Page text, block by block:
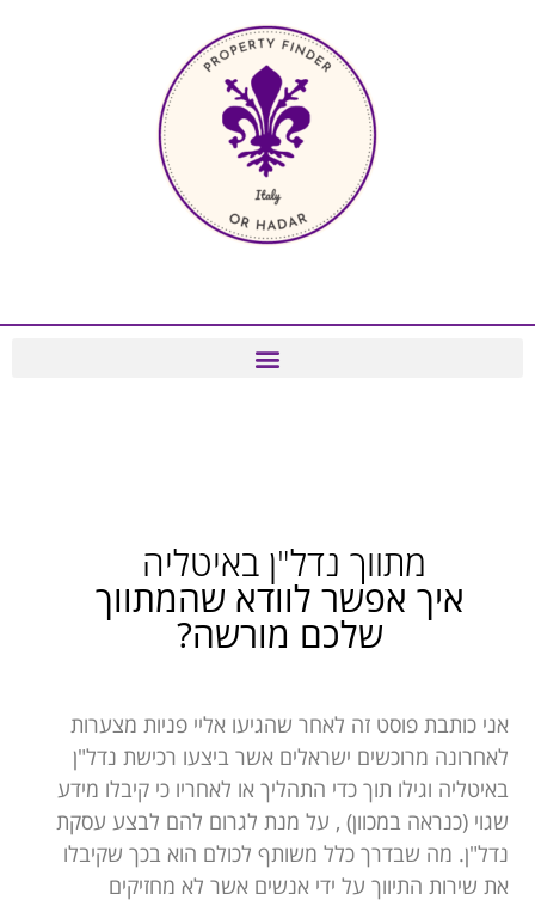
מתווך נדל"ן באיטליה
איך אפשר לוודא שהמתווך
שלכם מורשה?
אני כותבת פוסט זה לאחר שהגיעו אליי פניות מצערות
לאחרונה מרוכשים ישראלים אשר ביצעו רכישת נדל"ן
באיטליה וגילו תוך כדי התהליך או לאחריו כי קיבלו מידע
שגוי (כנראה במכוון) , על מנת לגרום להם לבצע עסקת
נדל"ן. מה שבדרך כלל משותף לכולם הוא בכך שקיבלו
את שירות התיווך על ידי אנשים אשר לא מחזיקים